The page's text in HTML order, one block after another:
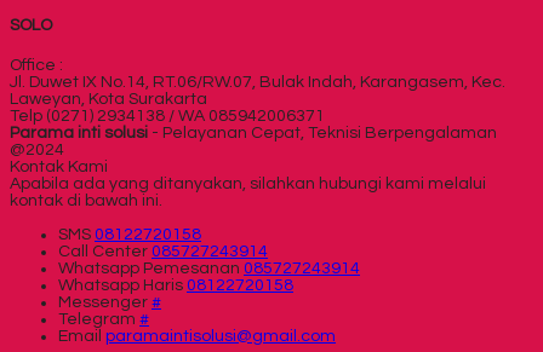
SOLO
Office :
Jl. Duwet IX No.14, RT.06/RW.07, Bulak Indah, Karangasem, Kec.
Laweyan, Kota Surakarta
Telp (0271) 2934138 / WA 085942006371
Parama inti solusi - Pelayanan Cepat, Teknisi Berpengalaman
@2024
Kontak Kami
Apabila ada yang ditanyakan, silahkan hubungi kami melalui
kontak di bawah ini.
SMS 08122720158
Call Center 085727243914
Whatsapp Pemesanan 085727243914
Whatsapp Haris 08122720158
Messenger #
Telegram #
Email paramaintisolusi@gmail.com